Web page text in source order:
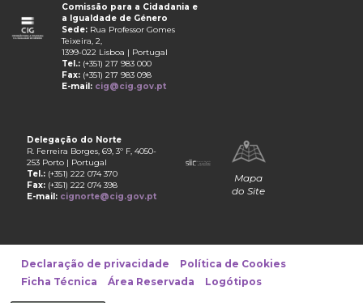
Comissão para a Cidadania e
a Igualdade de Género
Sede: Rua Professor Gomes
Teixeira, 2,
1399-022 Lisboa | Portugal
Tel.: (+351) 217 983 000
Fax: (+351) 217 983 098
E-mail: cig@cig.gov.pt
Delegação do Norte
R. Ferreira Borges, 69, 3º F, 4050-
253 Porto | Portugal
Tel.: (+351) 222 074 370
Fax: (+351) 222 074 398
E-mail: cignorte@cig.gov.pt
Mapa
do Site
Declaração de privacidade
Política de Cookies
Ficha Técnica
Área Reservada Logótipos